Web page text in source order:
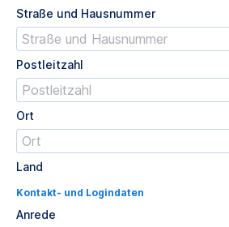
Straße und Hausnummer
Postleitzahl
Ort
Land
Kontakt- und Logindaten
Anrede